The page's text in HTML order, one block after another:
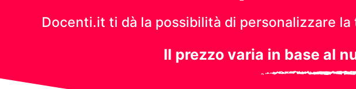
Docenti.it ti dà la possibilità di personalizzare
Il prezzo varia in base al